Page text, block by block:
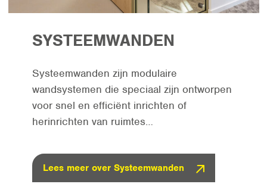
SYSTEEMWANDEN
Systeemwanden zijn modulaire
wandsystemen die speciaal zijn ontworpen
voor snel en efficiënt inrichten of
herinrichten van ruimtes…
Lees meer over Systeemwanden